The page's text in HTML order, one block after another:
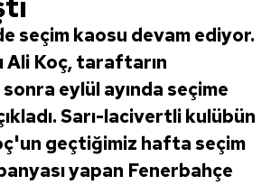
seçim kaosu devam ediyor.
Ali Koç, taraftarın
eylül ayında seçime
Sarı-lacivertli kulübün
geçtiğimiz hafta seçim
yapan Fenerbahçe